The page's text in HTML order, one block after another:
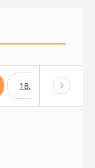
18. 04. 2012 –